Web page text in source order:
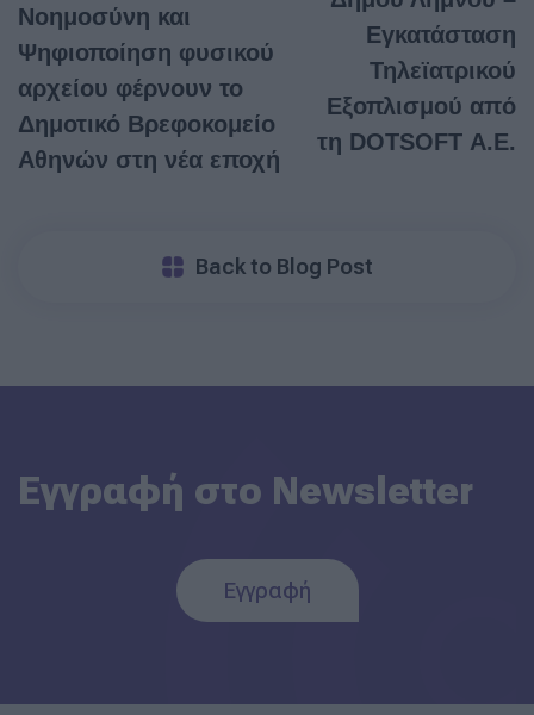
Νοημοσύνη και
Ψηφιοποίηση φυσικού
αρχείου φέρνουν το
Δημοτικό Βρεφοκομείο
Αθηνών στη νέα εποχή
Εγκατάσταση
Τηλεϊατρικού
Εξοπλισμού από
τη DOTSOFT Α.Ε.
Back to Blog Post
Εγγραφή στο Newsletter
Εγγραφή